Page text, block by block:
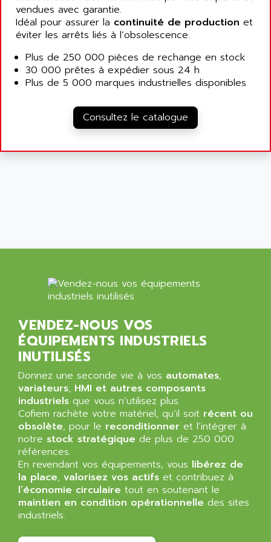
RAC
PUSH BUTTON PANEL
VT170
MENTOR II
EEA
SIMATIC MONITOR PANEL
LCD
PB 300 / PB 600
SMC35
SMC40
SCM50
BKD
A16B
MIDIMASTER VECTOR
MIDIMASTER
SMC200
ADVANTYS TELEFAST
TELEFAST ABE7
750
AT
AB2
TC2000
ALRITMA M
ALRO
ALSPA
ALSTEF
ALSTHOM
ALSTHOM ATLANTIQUE
ALSTHOM PARVEX
ALTECH
ALX
AMADA
AMAREX
AMAT
AMBERSIL
AMBRESIL
AMC
AMD
AMDV
AMERICAN DYNAMICS
AMERICAN MEGATRENDS
AMERICAN MICROSEMICONDUCTOR
AMERICAN MICROSEMICONDUCTOR INC
vendues avec garantie.
Idéal pour assurer la continuité de production et
éviter les arrêts liés à l’obsolescence.
Plus de 250 000 pièces de rechange en stock
30 000 prêtes à expédier sous 24 h
Plus de 5 000 marques industrielles disponibles
Consultez le catalogue
VENDEZ-NOUS VOS
ÉQUIPEMENTS INDUSTRIELS
INUTILISÉS
Donnez une seconde vie à vos automates,
variateurs, HMI et autres composants
industriels que vous n’utilisez plus.
Cofiem rachète votre matériel, qu’il soit récent ou
obsolète, pour le reconditionner et l’intégrer à
notre stock stratégique de plus de 250 000
références.
En revendant vos équipements, vous libérez de
la place, valorisez vos actifs et contribuez à
l’économie circulaire tout en soutenant le
maintien en condition opérationnelle des sites
industriels.